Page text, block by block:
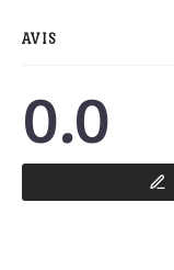
AVIS
0.0